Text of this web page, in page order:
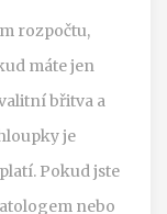
rozpočtu,
máte jen
břitva a
je
Pokud jste
nebo